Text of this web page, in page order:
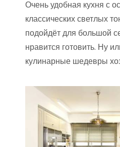
Очень удобная кухня с
классических светлых
подойдёт для большой
нравится готовить. Ну
кулинарные шедевры